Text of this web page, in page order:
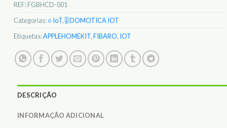
REF:FGBHCD-001
Categorias:○ IoT, 🎚️ DOMOTICA IOT
Etiquetas:APPLEHOMEKIT,FIBARO, IOT
DESCRIÇÃO
INFORMAÇÃO ADICIONAL